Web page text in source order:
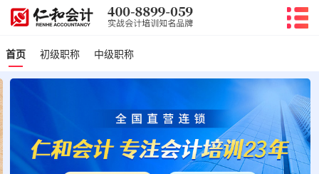
首页 初级职称 中级职称